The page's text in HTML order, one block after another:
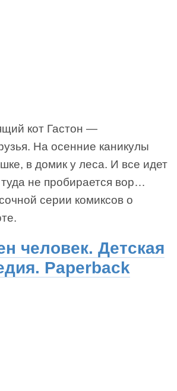
кот Гастон —
На осенние каникулы
в домик у леса. И все идет
не пробирается вор…
серии комиксов о
человек. Детская
Paperback